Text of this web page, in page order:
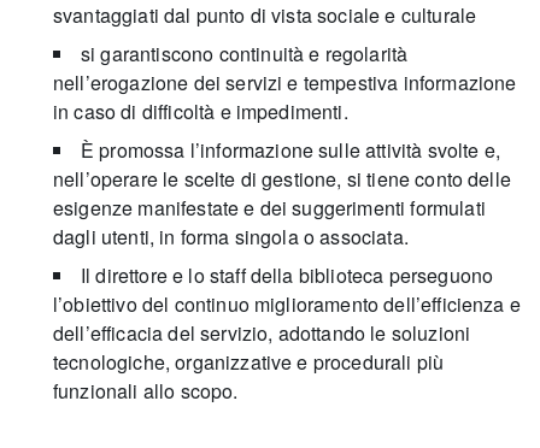
svantaggiati dal punto di vista sociale e culturale
si garantiscono continuità e regolarità
nell’erogazione dei servizi e tempestiva informazione
in caso di difficoltà e impedimenti.
È promossa l’informazione sulle attività svolte e,
nell’operare le scelte di gestione, si tiene conto delle
esigenze manifestate e dei suggerimenti formulati
dagli utenti, in forma singola o associata.
Il direttore e lo staff della biblioteca perseguono
l’obiettivo del continuo miglioramento dell’efficienza e
dell’efficacia del servizio, adottando le soluzioni
tecnologiche, organizzative e procedurali più
funzionali allo scopo.